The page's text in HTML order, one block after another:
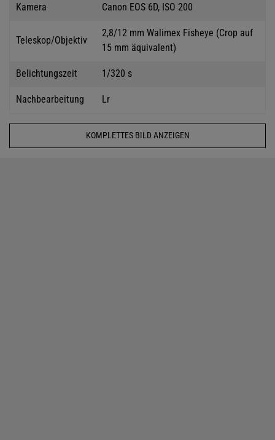
Kamera Canon EOS 6D, ISO 200
Teleskop/Objektiv
2,8/12 mm Walimex Fisheye (Crop auf
15 mm äquivalent)
Belichtungszeit 1/320 s
Nachbearbeitung Lr
KOMPLETTES BILD ANZEIGEN